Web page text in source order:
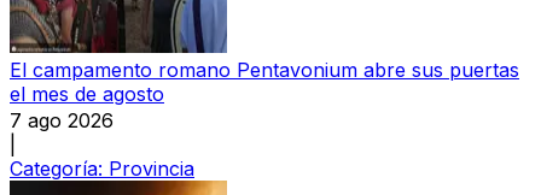
El campamento romano Pentavonium abre sus puertas
el mes de agosto
7 ago 2026
Categoría: Provincia